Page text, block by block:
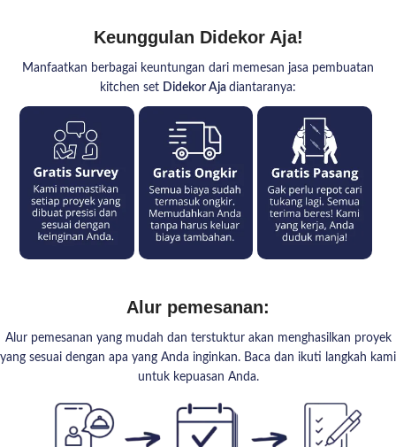
Keunggulan Didekor Aja!
Manfaatkan berbagai keuntungan dari memesan jasa pembuatan
kitchen set Didekor Aja diantaranya:
Alur pemesanan:
Alur pemesanan yang mudah dan terstuktur akan menghasilkan proyek
yang sesuai dengan apa yang Anda inginkan. Baca dan ikuti langkah kami
untuk kepuasan Anda.